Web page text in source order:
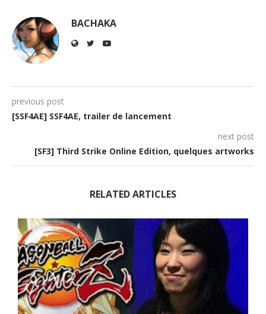
BACHAKA
previous post
[SSF4AE] SSF4AE, trailer de lancement
next post
[SF3] Third Strike Online Edition, quelques artworks
RELATED ARTICLES